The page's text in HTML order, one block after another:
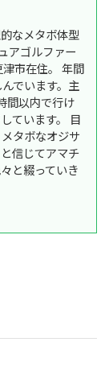
なメタボ体型
アゴルファー
市在住。 年間
でいます。主
間以内で行け
ています。 目
タボなオジサ
信じてアマチ
と綴っていき